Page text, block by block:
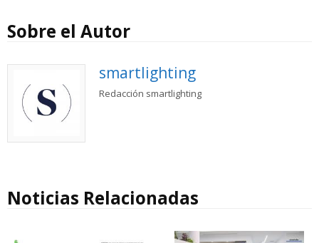
Sobre el Autor
smartlighting
Redacción smartlighting
Noticias Relacionadas